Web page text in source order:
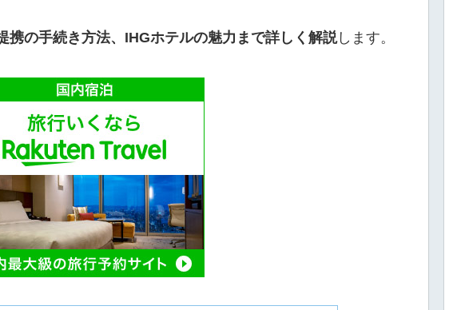
携の手続き方法、IHGホテルの魅力まで詳しく解説します。